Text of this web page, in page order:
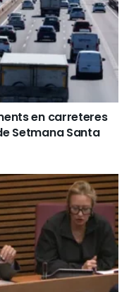
en carreteres
Setmana Santa